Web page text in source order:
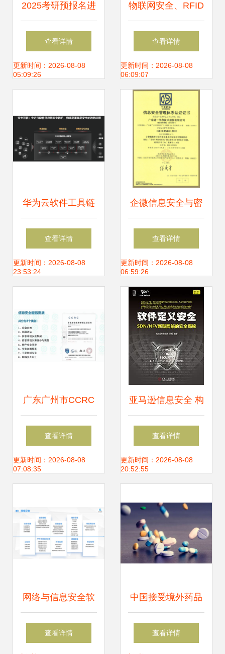
2025考研预报名进
行中 这11个事项与
网络信息安全软件
注点
查看详情
更新时间：2026-08-08
05:09:26
物联网安全、RFID
原理与网络信息安
全技术详解
查看详情
更新时间：2026-08-08
06:09:07
华为云软件工具链
筑牢数字政府研发
新基，赋能网络信
查看详情
更新时间：2026-08-08
23:53:24
企微信息安全与密
码管理——筑牢企
业数字资产防护墙
查看详情
更新时间：2026-08-08
06:59:26
广东广州市CCRC
信息安全服务资质
网络与信息安全软
查看详情
更新时间：2026-08-08
07:08:35
亚马逊信息安全 构
筑坚不可摧的云上
安全防线
查看详情
更新时间：2026-08-08
20:52:55
网络与信息安全软
件开发 构筑数字防
查看详情
中国接受境外药品
临床试验数据 网络
查看详情